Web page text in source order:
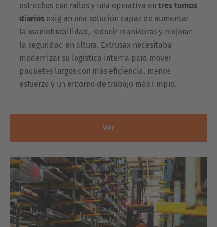
estrechos con raíles y una operativa entres turnos
diarios exigían una solución capaz de aumentar
la maniobrabilidad, reducir maniobras y mejorar
la seguridad en altura. Extrusax necesitaba
modernizar su logística interna para mover
paquetes largos con más eficiencia, menos
esfuerzo y un entorno de trabajo más limpio.
Ver